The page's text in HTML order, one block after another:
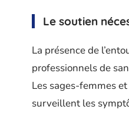
Le soutien
La présence de
professionnels de
Les sages-femmes
surveillent les